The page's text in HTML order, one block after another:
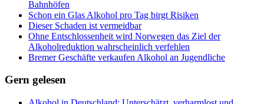
Bahnhöfen
Schon ein Glas Alkohol pro Tag birgt Risiken
Dieser Schaden ist vermeidbar
Ohne Entschlossenheit wird Norwegen das Ziel der
Alkoholreduktion wahrscheinlich verfehlen
Bremer Geschäfte verkaufen Alkohol an Jugendliche
Gern gelesen